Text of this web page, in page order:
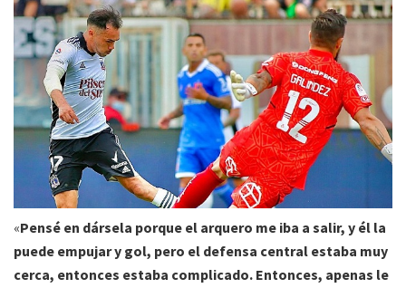
«Pensé en dársela porque el arquero me iba a salir, y él la
puede empujar y gol, pero el defensa central estaba muy
cerca, entonces estaba complicado. Entonces, apenas le